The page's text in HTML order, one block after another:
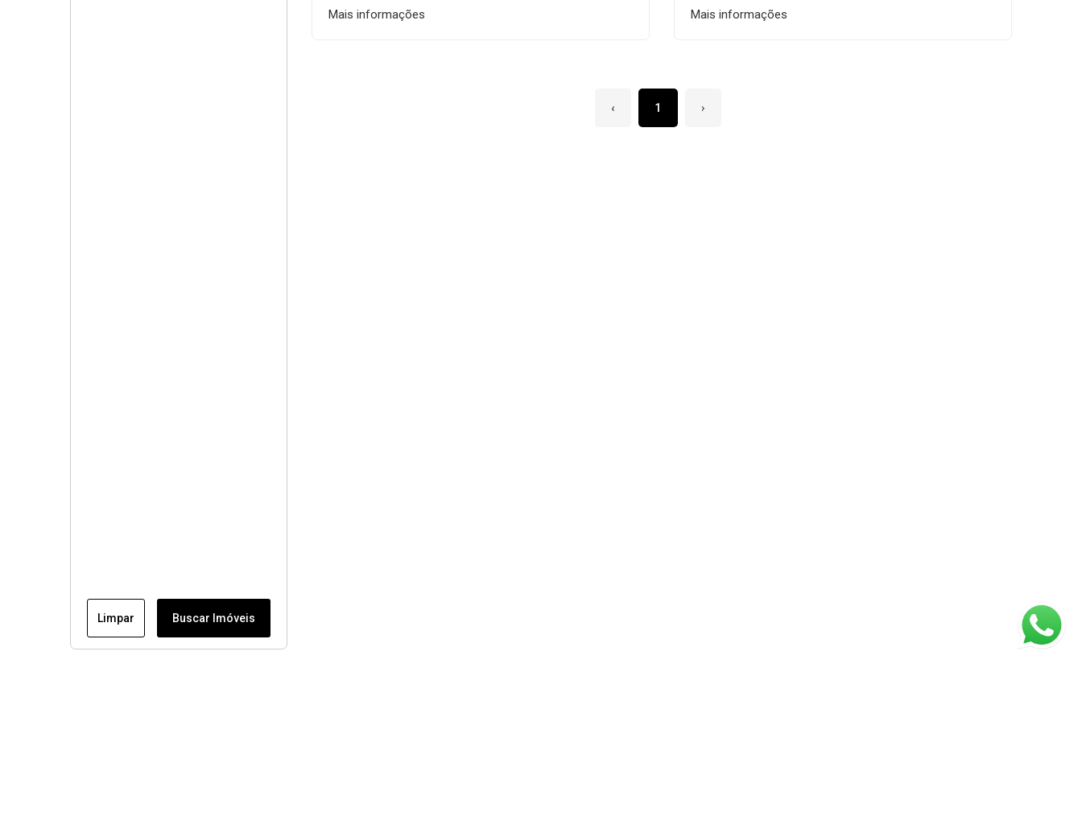
Limpar Buscar Imóveis
Mais informações Mais informações
‹ 1 ›